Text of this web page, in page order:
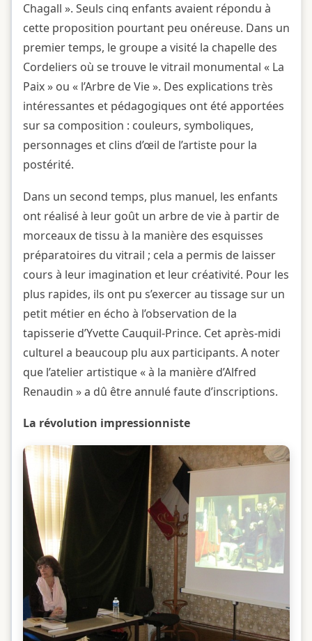
Chagall ». Seuls cinq enfants avaient répondu à
cette proposition pourtant peu onéreuse. Dans un
premier temps, le groupe a visité la chapelle des
Cordeliers où se trouve le vitrail monumental « La
Paix » ou « l’Arbre de Vie ». Des explications très
intéressantes et pédagogiques ont été apportées
sur sa composition : couleurs, symboliques,
personnages et clins d’œil de l’artiste pour la
postérité.
Dans un second temps, plus manuel, les enfants
ont réalisé à leur goût un arbre de vie à partir de
morceaux de tissu à la manière des esquisses
préparatoires du vitrail ; cela a permis de laisser
cours à leur imagination et leur créativité. Pour les
plus rapides, ils ont pu s’exercer au tissage sur un
petit métier en écho à l’observation de la
tapisserie d’Yvette Cauquil-Prince. Cet après-midi
culturel a beaucoup plu aux participants. A noter
que l’atelier artistique « à la manière d’Alfred
Renaudin » a dû être annulé faute d’inscriptions.
La révolution impressionniste